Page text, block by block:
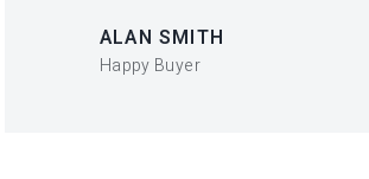
ALAN SMITH
Happy Buyer